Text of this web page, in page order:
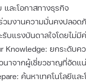
และโอกาสทางธุรกิจ
ร่วมงานความมั่นคงปลอ
รับแรงบันดาลใจโดยไม่มี
Knowledge: ยกระดับ
นาจากผู้เชี่ยวชาญที่อัด
ค้นหาเทคโนโลยีแ